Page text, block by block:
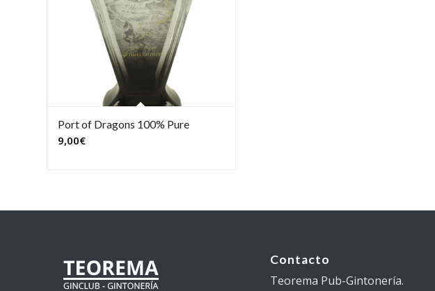
Port of Dragons 100% Pure
9,00€
Contacto
Teorema Pub-Gintonería.